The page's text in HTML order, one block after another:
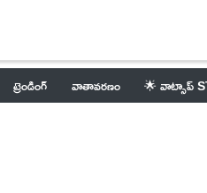
ట్రెండింగ్ వాతావరణం 🌟 వాట్సాప్